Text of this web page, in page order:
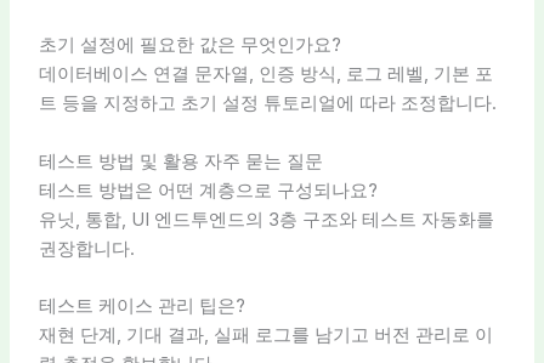
초기 설정에 필요한 값은 무엇인가요?
데이터베이스 연결 문자열, 인증 방식, 로그 레벨, 기본 포
트 등을 지정하고 초기 설정 튜토리얼에 따라 조정합니다.
테스트 방법 및 활용 자주 묻는 질문
테스트 방법은 어떤 계층으로 구성되나요?
유닛, 통합, UI 엔드투엔드의 3층 구조와 테스트 자동화를
권장합니다.
테스트 케이스 관리 팁은?
재현 단계, 기대 결과, 실패 로그를 남기고 버전 관리로 이